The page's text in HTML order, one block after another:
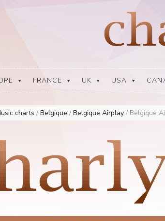
Music Worldwide – Charly1300
plus USA and Australia
FRANCE UK USA
charts / Belgique / Belgique Airplay / Belgique